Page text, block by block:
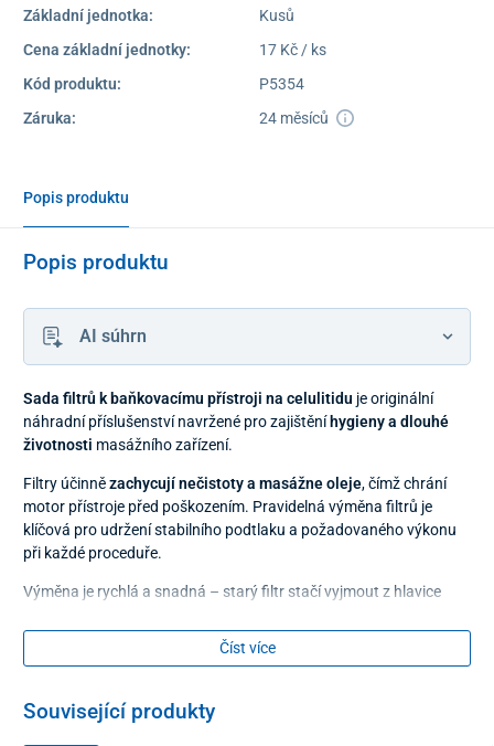
Základní jednotka:
Kusů
Cena základní jednotky:
17 Kč / ks
Kód produktu:
P5354
Záruka:
24 měsíců
Popis produktu
Popis produktu
AI súhrn
Sada filtrů k baňkovacímu přístroji na celulitidu je originální
náhradní příslušenství navržené pro zajištěníhygieny a dlouhé
životnosti masážního zařízení.
Filtry účinnězachycují nečistoty a masážne oleje, čímž chrání
motor přístroje před poškozením. Pravidelná výměna filtrů je
klíčová pro udržení stabilního podtlaku a požadovaného výkonu
při každé proceduře.
Výměna je rychlá a snadná – starý filtr stačí vyjmout z hlavice
elektrickým baňkovacím přístrojem na
Balení
Číst více
Související produkty